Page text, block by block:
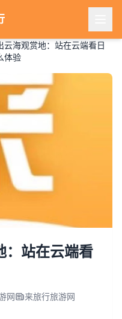
云海观赏地：站在云端看日
体验
：站在云端看
网
来旅行旅游网